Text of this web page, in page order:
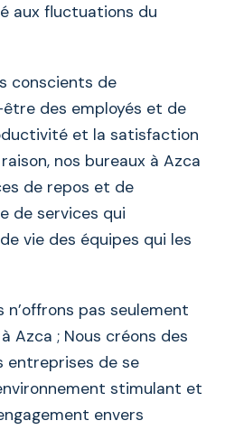
aux fluctuations du
conscients de
des employés et de
et la satisfaction
nos bureaux à Azca
de repos et de
de services qui
vie des équipes qui les
n’offrons pas seulement
Azca ; Nous créons des
entreprises de se
stimulant et
envers